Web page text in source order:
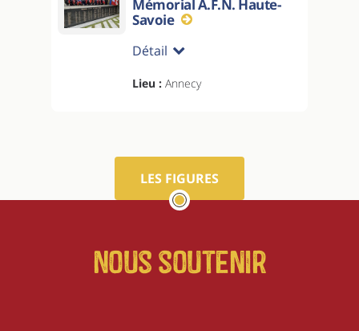
Mémorial A.F.N. Haute-
Savoie
Détail
Lieu : Annecy
LES FIGURES
Nous soutenir